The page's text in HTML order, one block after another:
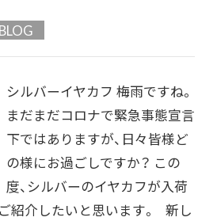
BLOG
シルバーイヤカフ 梅雨ですね。
まだまだコロナで緊急事態宣言
下ではありますが、日々皆様ど
の様にお過ごしですか？ この
度、シルバーのイヤカフが入荷
紹介したいと思います。 新し